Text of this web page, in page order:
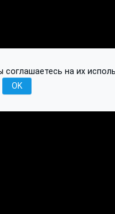
на их
OK